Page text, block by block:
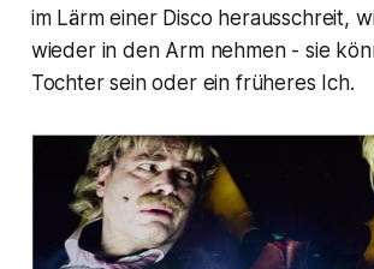
im Lärm einer Disco herausschreit,
wieder in den Arm nehmen - sie
Tochter sein oder ein früheres Ich.